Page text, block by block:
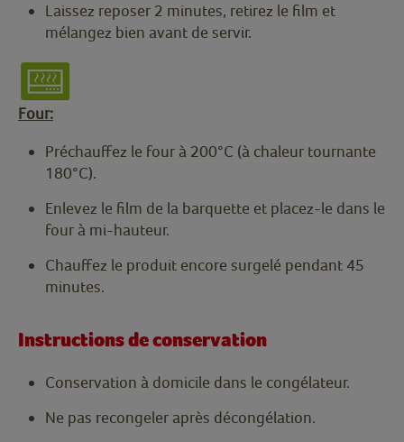
Laissez reposer 2 minutes, retirez le film et
mélangez bien avant de servir.
Four:
Préchauffez le four à 200°C (à chaleur tournante
180°C).
Enlevez le film de la barquette et placez-le dans le
four à mi-hauteur.
Chauffez le produit encore surgelé pendant 45
minutes.
Instructions de conservation
Conservation à domicile dans le congélateur.
Ne pas recongeler après décongélation.